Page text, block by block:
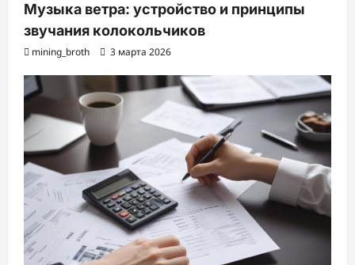
Музыка ветра: устройство и принципы
звучания колокольчиков
mining_broth 3 марта 2026